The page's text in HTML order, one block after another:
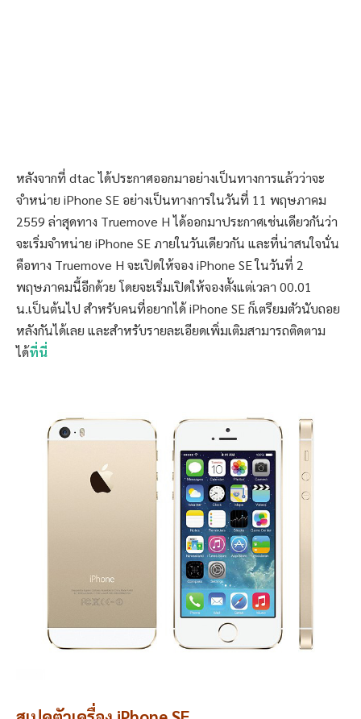
หลังจากที่ dtac ได้ประกาศออกมาอย่างเป็นทางการแล้วว่าจะ
จำหน่าย iPhone SE อย่างเป็นทางการในวันที่ 11 พฤษภาคม
2559 ล่าสุดทาง Truemove H ได้ออกมาประกาศเช่นเดียวกันว่า
จะเริ่มจำหน่าย iPhone SE ภายในวันเดียวกัน และที่น่าสนใจนั่น
คือทาง Truemove H จะเปิดให้จอง iPhone SE ในวันที่ 2
พฤษภาคมนี้อีกด้วย โดยจะเริ่มเปิดให้จองตั้งแต่เวลา 00.01
น.เป็นต้นไป สำหรับคนที่อยากได้ iPhone SE ก็เตรียมตัวนับถอย
หลังกันได้เลย และสำหรับรายละเอียดเพิ่มเติมสามารถติดตาม
ได้ที่นี่